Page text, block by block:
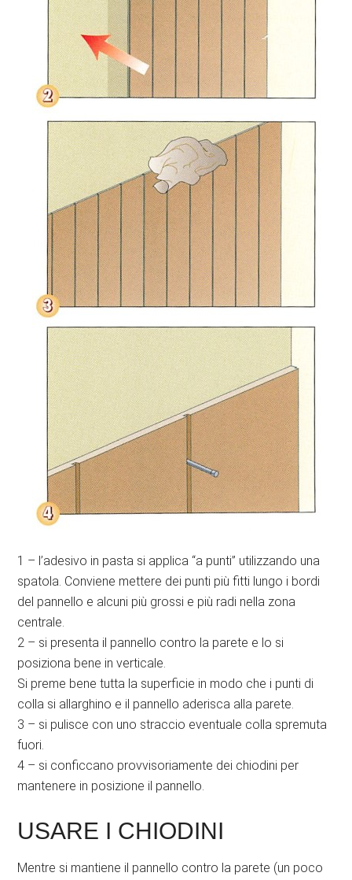
1 – l’adesivo in pasta si applica “a punti” utilizzando una
spatola. Conviene mettere dei punti più fitti lungo i bordi
del pannello e alcuni più grossi e più radi nella zona
centrale.
2 – si presenta il pannello contro la parete e lo si
posiziona bene in verticale.
Si preme bene tutta la superficie in modo che i punti di
colla si allarghino e il pannello aderisca alla parete.
3 – si pulisce con uno straccio eventuale colla spremuta
fuori.
4 – si conficcano provvisoriamente dei chiodini per
mantenere in posizione il pannello.
USARE I CHIODINI
Mentre si mantiene il pannello contro la parete (un poco